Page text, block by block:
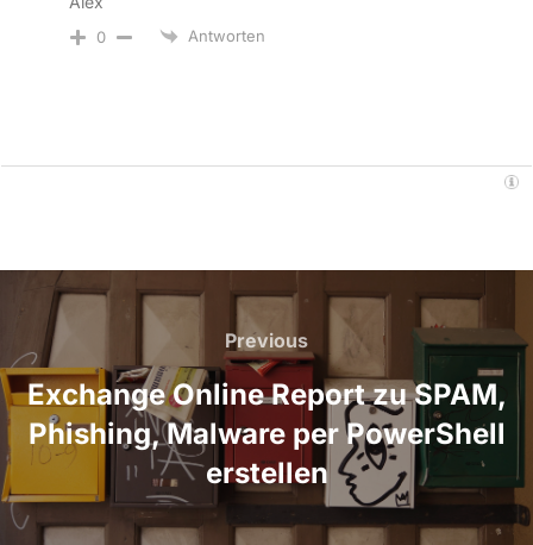
0 Antworten
Beitragsnavigation
Previous
Previous
Exchange Online Report zu SPAM,
Phishing, Malware per PowerShell
erstellen